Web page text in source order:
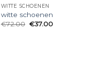
WITTE SCHOENEN
witte schoenen
€72.00 €37.00